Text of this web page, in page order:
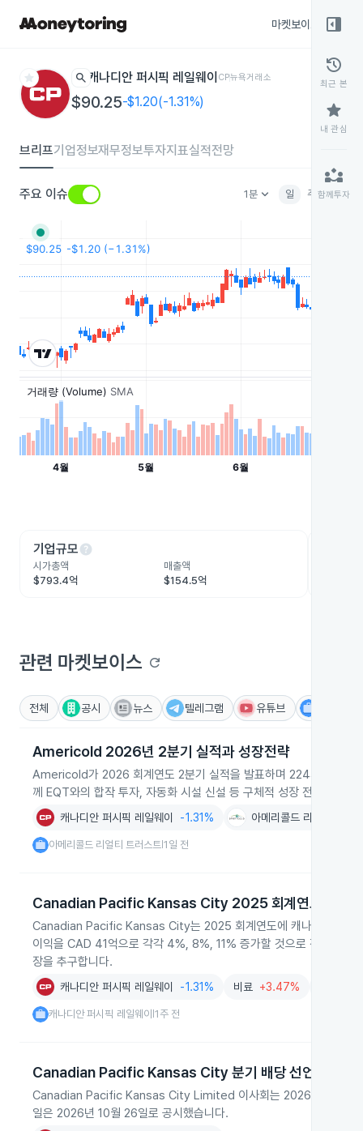
마켓보이스
star search 캐나디안 퍼시픽 레일웨이 CP뉴욕거래소
$90.25-$1.20(-1.31%)
브리프기업정보재무정보투자지표실적전망
주요 이슈 1분keyboard_arrow_down 일 주 월
기업규모help
시가총액
$793.4억
매출액
$154.5억
관련 마켓보이스 refresh
전체 공시 뉴스 텔레그램 유튜브
Americold 2026년 2분기 실적과 성장전략
Americold가 2026 회계연도 2분기 실적을 발표하며 224개 냉장 창
께 EQT와의 합작 투자, 자동화 시설 신설 등 구체적 성장 전략을 제시
캐나디안 퍼시픽 레일웨이 -1.31% 아메리콜드 리얼티 트러
아메리콜드 리얼티 트러스트 |1일 전
Canadian Pacific Kansas City 2025 회계연도 실적
Canadian Pacific Kansas City는 2025 회계연도에 캐나다, 미국,
이익을 CAD 41억으로 각각 4%, 8%, 11% 증가할 것으로 전망했습
장을 추구합니다.
캐나디안 퍼시픽 레일웨이 -1.31% 비료 +3.47%
캐나디안 퍼시픽 레일웨이 1주 전
Canadian Pacific Kansas City 분기 배당 선언
Canadian Pacific Kansas City Limited 이사회는 2026년 7월 29
일은 2026년 10월 26일로 공시했습니다.
right_panel_open
history
최근 본
star
내 관심
partner_exchange
함께투자